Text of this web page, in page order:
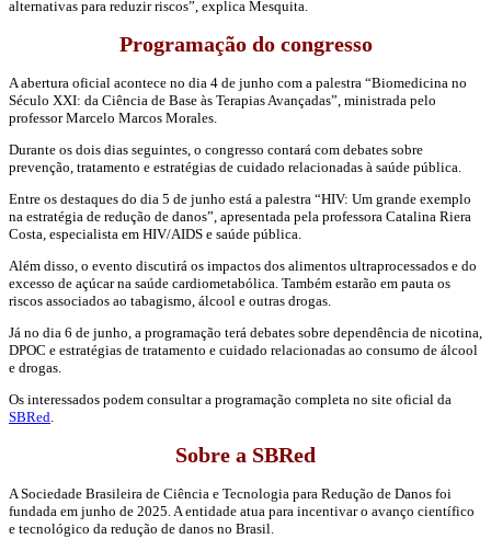
alternativas para reduzir riscos”, explica Mesquita.
Programação do congresso
A abertura oficial acontece no dia 4 de junho com a palestra “Biomedicina no
Século XXI: da Ciência de Base às Terapias Avançadas”, ministrada pelo
professorMarcelo Marcos Morales
Durante os dois dias seguintes, o congresso contará com debates sobre
prevenção, tratamento e estratégias de cuidado relacionadas à saúde pública.
Entre os destaques do dia 5 de junho está a palestra “HIV: Um grande exemplo
na estratégia de redução de danos”, apresentada pela professora Catalina Riera
Costa , especialista em HIV/AIDS e saúde pública.
Além disso, o evento discutirá os impactos dos alimentos ultraprocessados e do
excesso de açúcar na saúde cardiometabólica. Também estarão em pauta os
riscos associados ao tabagismo, álcool e outras drogas.
Já no dia 6 de junho, a programação terá debates sobre dependência de nicotina,
DPOC e estratégias de tratamento e cuidado relacionadas ao consumo de álcool
e drogas.
Os interessados podem consultar a programação completa no site oficial da
SBRed
Sobre a SBRed
ASociedade Brasileira de Ciência e Tecnologia para Redução de Danos foi
fundada em junho de 2025. A entidade atua para incentivar o avanço científico
e tecnológico da redução de danos no Brasil.